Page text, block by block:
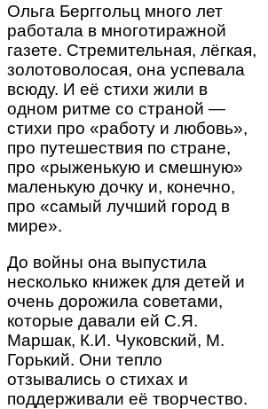
Ольга Берггольц много лет
работала в многотиражной
газете. Стремительная, лёгкая,
золотоволосая, она успевала
всюду. И её стихи жили в
одном ритме со страной —
стихи про «работу и любовь»,
про путешествия по стране,
про «рыженькую и смешную»
маленькую дочку и, конечно,
про «самый лучший город в
мире».
До войны она выпустила
несколько книжек для детей и
очень дорожила советами,
которые давали ей С.Я.
Маршак, К.И. Чуковский, М.
Горький. Они тепло
отзывались о стихах и
поддерживали её творчество.